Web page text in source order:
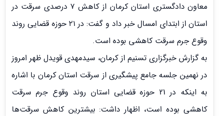
معاون دادگستری استان کرمان از کاهش ۷ درصدی سرقت در
استان از ابتدای امسال خبر داد و گفت: در ۲۱ حوزه قضایی روند
وقوع جرم سرقت کاهشی بوده است.
به گزارش خبرگزاری تسنیم از کرمان، سیدمهدی قویدل ظهر امروز
در نهمین جلسه جامع پیشگیری از سرقت استان کرمان با اشاره
به اینکه در 21 حوزه قضایی استان روند وقوع جرم سرقت
کاهشی بوده است، اظهار داشت: بیشترین کاهش سرقت‌ها